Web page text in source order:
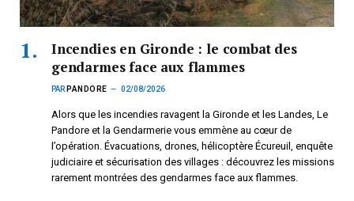
Incendies en Gironde : le combat des
gendarmes face aux flammes
PAR PANDORE 02/08/2026
Alors que les incendies ravagent la Gironde et les Landes, Le
Pandore et la Gendarmerie vous emmène au cœur de
l’opération. Évacuations, drones, hélicoptère Écureuil, enquête
judiciaire et sécurisation des villages : découvrez les missions
rarement montrées des gendarmes face aux flammes.